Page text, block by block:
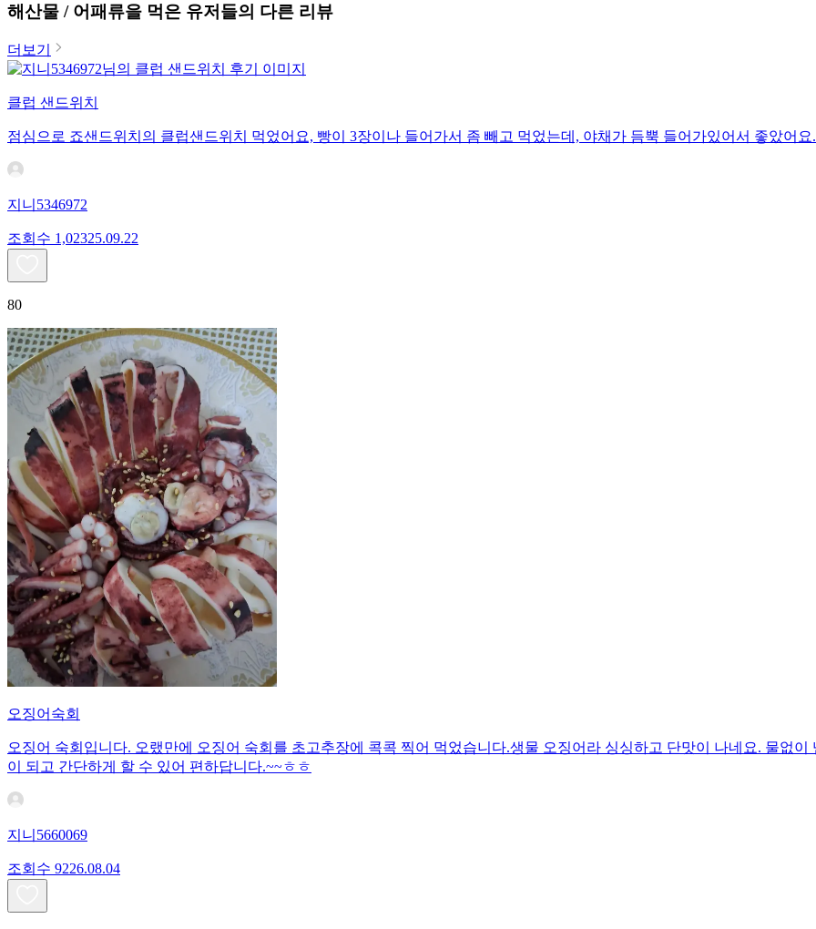
해산물 / 어패류을 먹은 유저들의 다른 리뷰
더보기
클럽 샌드위치
점심으로 죠샌드위치의 클럽샌드위치 먹었어요, 빵이 3장이나 들어가서 좀 빼고 먹었는데, 야채가 듬뿍 들어가있어서 좋았어
지니5346972
조회수 1,02325.09.22
80
오징어숙회
오징어 숙회입니다. 오랬만에 오징어 숙회를 초고추장에 콕콕 찍어 먹었습니다.생물 오징어라 싱싱하고 단맛이 나네요. 물없
이 되고 간단하게 할 수 있어 편하답니다.~~ㅎㅎ
지니5660069
조회수 9226.08.04